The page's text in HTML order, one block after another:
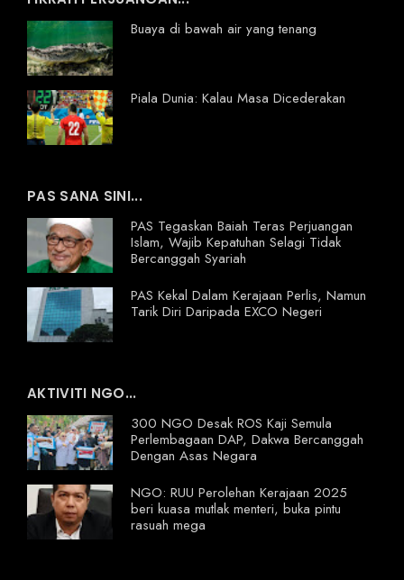
Buaya di bawah air yang tenang
Piala Dunia: Kalau Masa Dicederakan
PAS SANA SINI...
PAS Tegaskan Baiah Teras Perjuangan
Islam, Wajib Kepatuhan Selagi Tidak
Bercanggah Syariah
PAS Kekal Dalam Kerajaan Perlis, Namun
Tarik Diri Daripada EXCO Negeri
AKTIVITI NGO...
300 NGO Desak ROS Kaji Semula
Perlembagaan DAP, Dakwa Bercanggah
Dengan Asas Negara
NGO: RUU Perolehan Kerajaan 2025
beri kuasa mutlak menteri, buka pintu
rasuah mega